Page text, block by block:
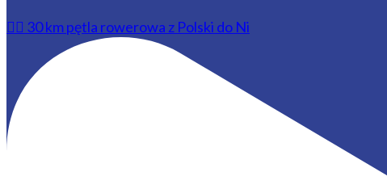
🚴‍♂️ 30 km pętla rowerowa z Polski do Ni